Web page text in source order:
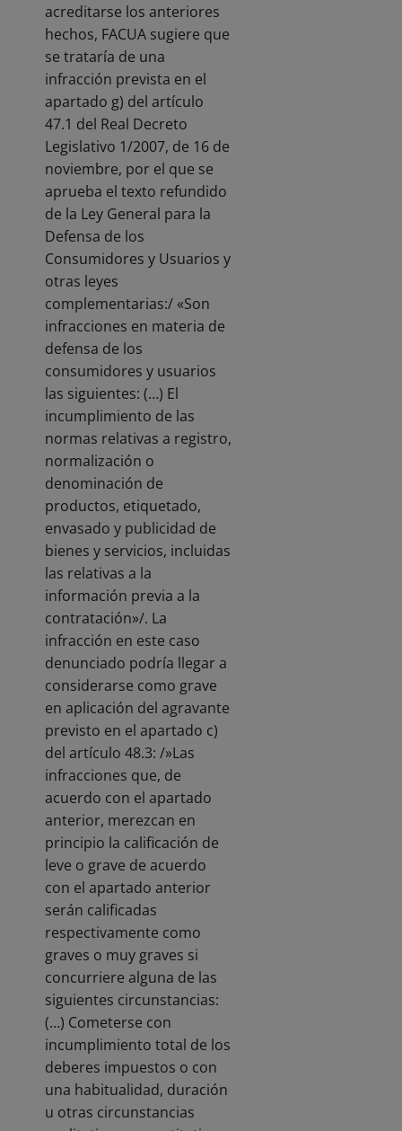
acreditarse los anteriores
hechos, FACUA sugiere que
se trataría de una
infracción prevista en el
apartado g) del artículo
47.1 del Real Decreto
Legislativo 1/2007, de 16 de
noviembre, por el que se
aprueba el texto refundido
de la Ley General para la
Defensa de los
Consumidores y Usuarios y
otras leyes
complementarias:/ «Son
infracciones en materia de
defensa de los
consumidores y usuarios
las siguientes: (…) El
incumplimiento de las
normas relativas a registro,
normalización o
denominación de
productos, etiquetado,
envasado y publicidad de
bienes y servicios, incluidas
las relativas a la
información previa a la
contratación»/. La
infracción en este caso
denunciado podría llegar a
considerarse como grave
en aplicación del agravante
previsto en el apartado c)
del artículo 48.3: /»Las
infracciones que, de
acuerdo con el apartado
anterior, merezcan en
principio la calificación de
leve o grave de acuerdo
con el apartado anterior
serán calificadas
respectivamente como
graves o muy graves si
concurriere alguna de las
siguientes circunstancias:
(…) Cometerse con
incumplimiento total de los
deberes impuestos o con
una habitualidad, duración
u otras circunstancias